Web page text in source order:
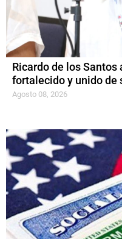
Ricardo de los Santos
fortalecido y unido de
Agosto 08, 2026